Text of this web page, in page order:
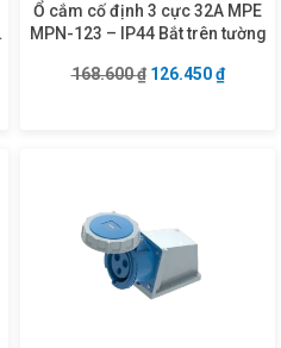
₫.
tại là: 1.129.275 ₫.
Ổ cắm cố định 3 cực 32A MPE
MPN-123 – IP44 Bắt trên tường
168.600₫ Giá gốc là:
126.450₫Giá